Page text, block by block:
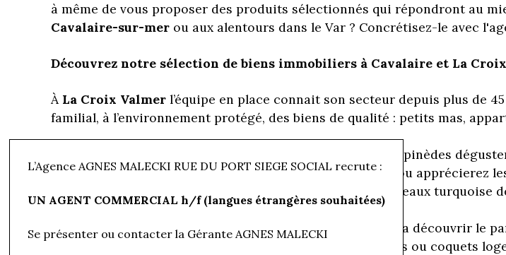
L’Agence AGNES MALECKI RUE DU PORT SIEGE SOCIAL recrute :
UN AGENT COMMERCIAL h/f (langues étrangères souhaitées)
Se présenter ou contacter la Gérante AGNES MALECKI
à même de vous proposer des produits sélectionnés qui répondront au
Cavalaire-sur-mer ou aux alentours dans le Var ? Concrétisez-le avec
Découvrez notre sélection de biens immobiliers à Cavalaire et La
À La Croix Valmer l’équipe en place connait son secteur depuis plus de
familial, à l’environnement protégé, des biens de qualité : petits mas,
Vous entendrez le chant des cigales, dans la quiétude des pinèdes
gastronomiques de ses nombreux restaurants de qualité ou apprécierez
les petites criques de Jovah, le Bruis jusqu'aux plages aux eaux turquoise
Notre agence immobilière à Cavalaire-sur-Mer
vous fera découvrir le
confortables pour de longs séjours ou coquets